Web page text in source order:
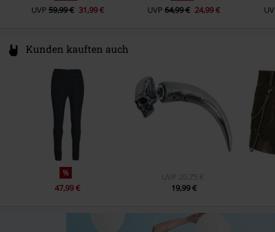
UVP 59,99 € 31,99 € UVP 64,99 € 24,99 €
Kunden kauften auch
%
47,99 €
UVP 20,75 €
19,99 €